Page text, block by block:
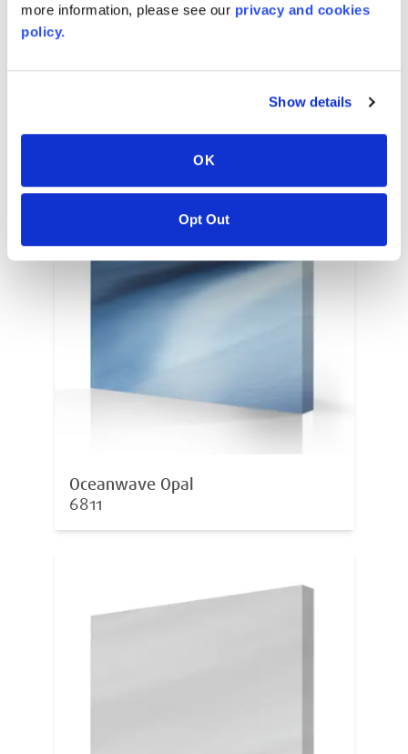
more information, please see our privacy and cookies
policy.
Show details
OK
Opt Out
Oceanwave Opal
6811